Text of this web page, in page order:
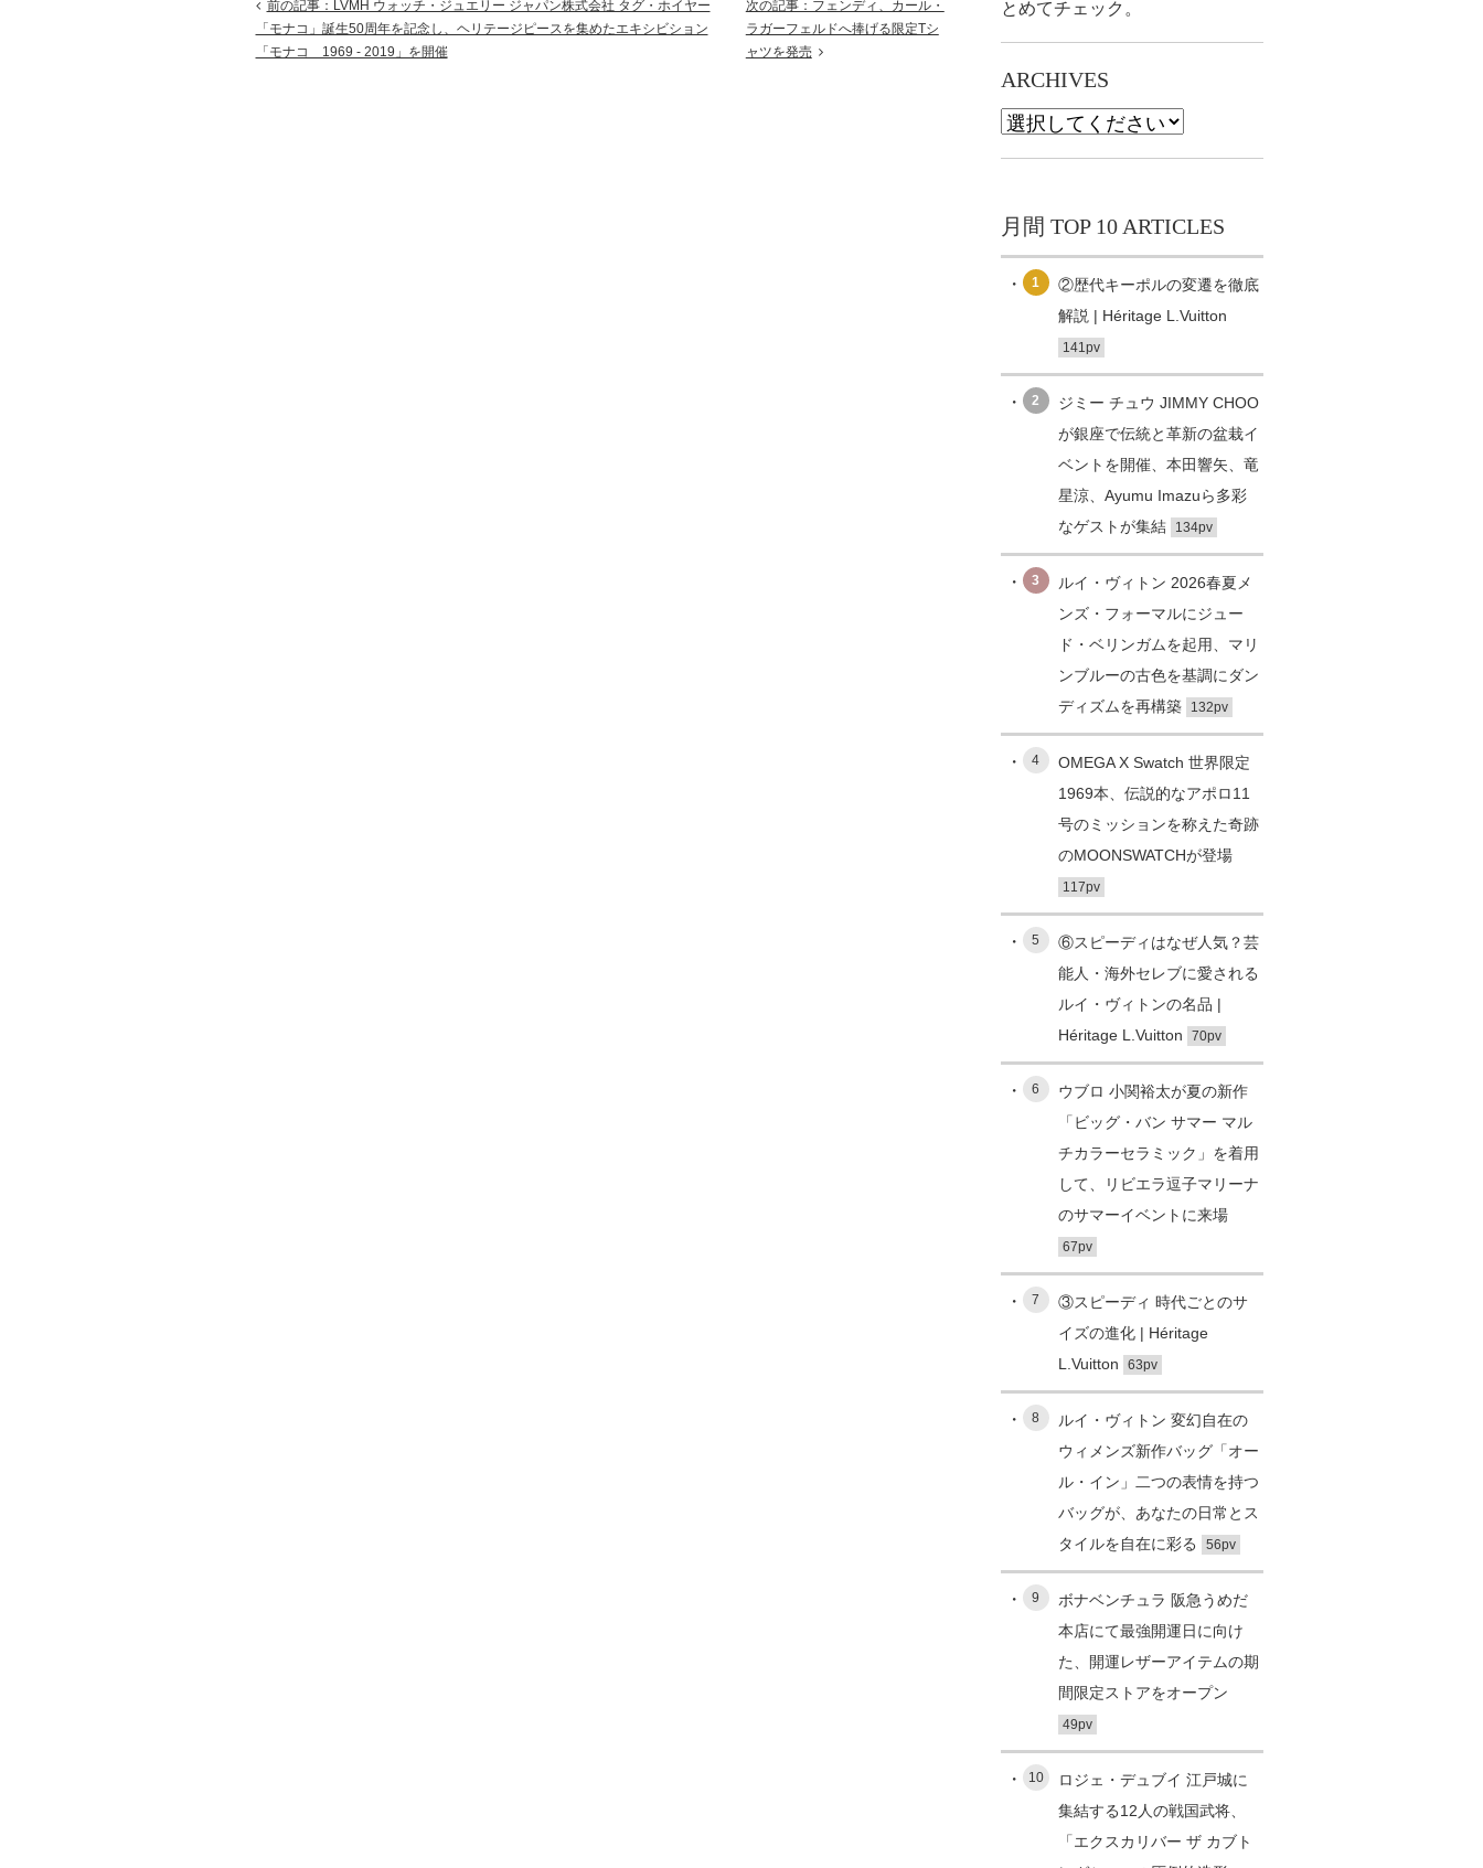
前の記事：LVMH ウォッチ・ジュエリー ジャパン株式会社 タグ・ホイヤー
「モナコ」誕生50周年を記念し、ヘリテージピースを集めたエキシビション
「モナコ 1969 - 2019」を開催
次の記事：フェンディ、カール・
ラガーフェルドへ捧げる限定Tシ
ャツを発売
とめてチェック。
ARCHIVES
月間 TOP 10 ARTICLES
1
②歴代キーポルの変遷を徹底
解説 | Héritage L.Vuitton
141pv
2
ジミー チュウ JIMMY CHOO
が銀座で伝統と革新の盆栽イ
ベントを開催、本田響矢、竜
星涼、Ayumu Imazuら多彩
なゲストが集結
134pv
3
ルイ・ヴィトン 2026春夏メ
ンズ・フォーマルにジュー
ド・ベリンガムを起用、マリ
ンブルーの古色を基調にダン
ディズムを再構築
132pv
4
OMEGA X Swatch 世界限定
1969本、伝説的なアポロ11
号のミッションを称えた奇跡
のMOONSWATCHが登場
117pv
5
⑥スピーディはなぜ人気？芸
能人・海外セレブに愛される
ルイ・ヴィトンの名品 |
Héritage L.Vuitton
70pv
6
ウブロ 小関裕太が夏の新作
「ビッグ・バン サマー マル
チカラーセラミック」を着用
して、リビエラ逗子マリーナ
のサマーイベントに来場
67pv
7
③スピーディ 時代ごとのサ
イズの進化 | Héritage
L.Vuitton
63pv
8
ルイ・ヴィトン 変幻自在の
ウィメンズ新作バッグ「オー
ル・イン」二つの表情を持つ
バッグが、あなたの日常とス
タイルを自在に彩る
56pv
9
ボナベンチュラ 阪急うめだ
本店にて最強開運日に向け
た、開運レザーアイテムの期
間限定ストアをオープン
49pv
10
ロジェ・デュブイ 江戸城に
集結する12人の戦国武将、
「エクスカリバー ザ カブト